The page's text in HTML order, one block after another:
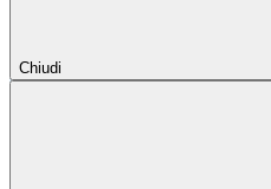
Chiudi